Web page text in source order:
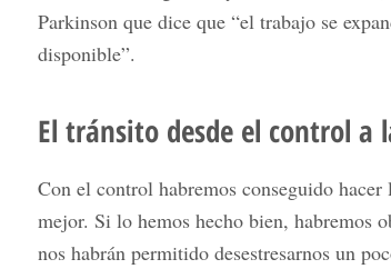
Parkinson que dice que “el trabajo se
disponible”.
El tránsito desde el control a
Con el control habremos conseguido hacer
mejor. Si lo hemos hecho bien, habremos
nos habrán permitido desestresarnos un